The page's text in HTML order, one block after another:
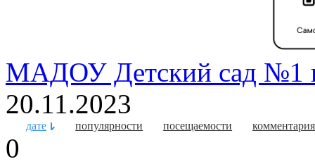
МАДОУ Детский сад №1
20.11.2023
дате популярности посещаемости
0